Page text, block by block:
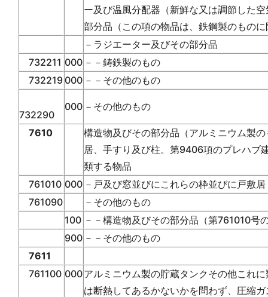
ー及び温風分配器（新鮮な又は調節した
部分品（この項の物品は、鉄鋼製のもの
－ラジエーター及びその部分品
732211 000 －－鋳鉄製のもの
732219 000 －－その他のもの
732290
000 －その他のもの
7610
構造物及びその部分品（アルミニウム製
居、手すり及び柱。第9406項のプレハブ
類する物品
761010 000 －戸及び窓並びにこれらの枠並びに戸敷居
761090
－その他のもの
100 －－構造物及びその部分品（第761010号
900 －－その他のもの
7611
761100 000アルミニウム製の貯蔵タンクその他これ
は断熱してあるかないかを問わず、圧縮